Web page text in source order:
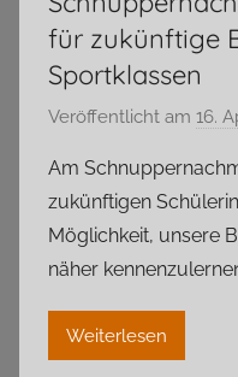
für zukünftige
Sportklassen
Veröffentlicht am 16.
Am
zukünftigen
Möglichkeit, unsere
näher
Weiterlesen